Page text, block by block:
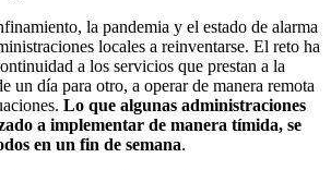
la pandemia y el estado de alarma
locales a reinventarse. El reto ha
a los servicios que prestan a la
un día para otro, a operar de manera remota
Lo que algunas administraciones
a implementar de manera tímida, se
en un fin de semana.